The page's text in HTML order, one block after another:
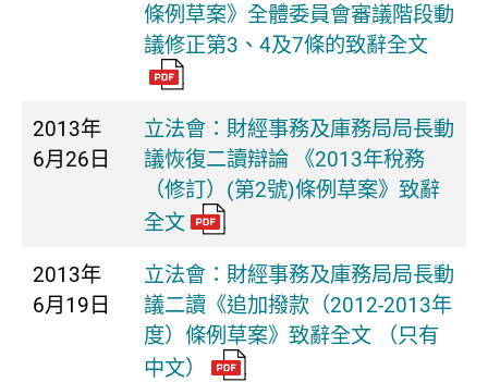
條例草案》全體委員會審議階段動
議修正第3、4及7條的致辭全文
2013年
6月26日
立法會：財經事務及庫務局局長動
議恢復二讀辯論 《2013年稅務
（修訂）(第2號)條例草案》致辭
全文
2013年
6月19日
立法會：財經事務及庫務局局長動
議二讀《追加撥款（2012-2013年
度）條例草案》致辭全文 （只有
中文）